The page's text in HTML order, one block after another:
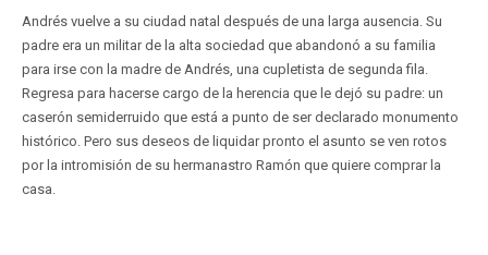
Andrés vuelve a su ciudad natal después de una larga ausencia. Su
padre era un militar de la alta sociedad que abandonó a su familia
para irse con la madre de Andrés, una cupletista de segunda fila.
Regresa para hacerse cargo de la herencia que le dejó su padre: un
caserón semiderruido que está a punto de ser declarado monumento
histórico. Pero sus deseos de liquidar pronto el asunto se ven rotos
por la intromisión de su hermanastro Ramón que quiere comprar la
casa.